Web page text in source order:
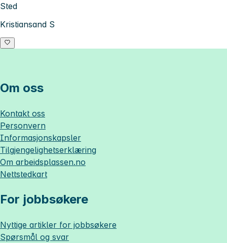
Sted
Kristiansand S
Om oss
Kontakt oss
Personvern
Informasjonskapsler
Tilgjengelighetserklæring
Om arbeidsplassen.no
Nettstedkart
For jobbsøkere
Nyttige artikler for jobbsøkere
Spørsmål og svar